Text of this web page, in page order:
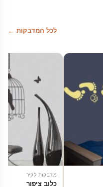
לכל המדבקות ←
מדבקות לקיר
כלוב ציפור